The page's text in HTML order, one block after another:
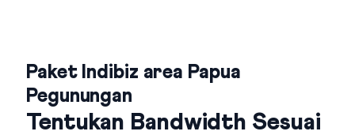
Paket Indibiz area Papua
Pegunungan
Tentukan Bandwidth Sesuai